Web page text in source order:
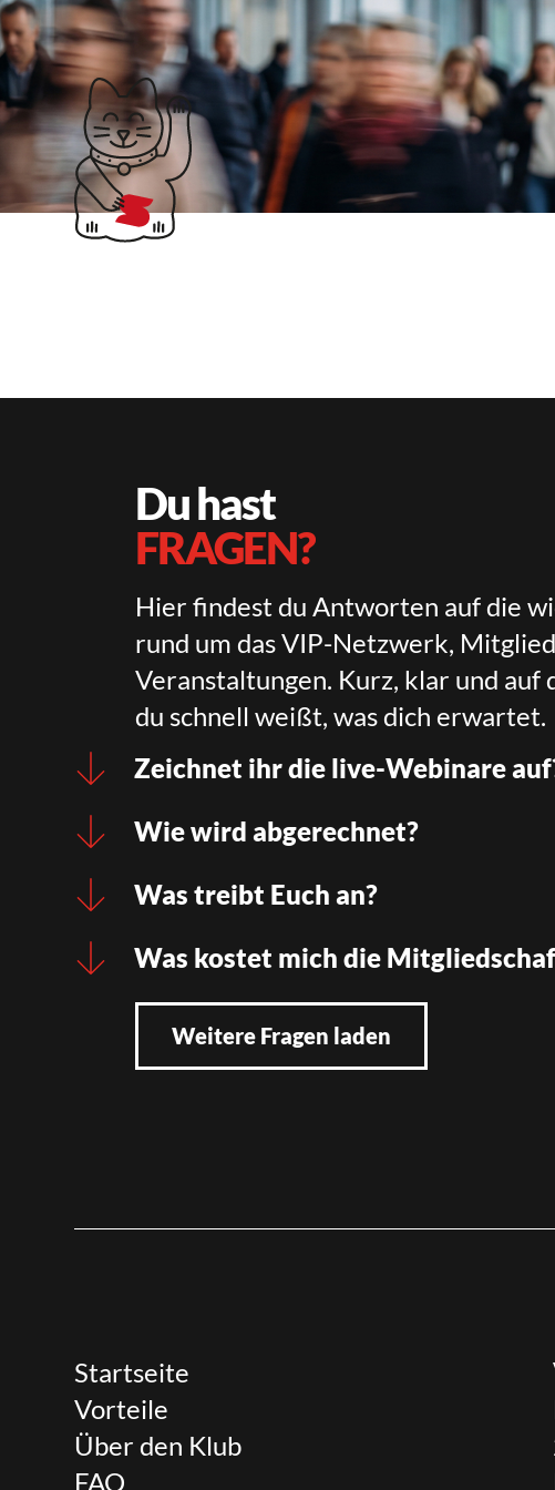
Suchergebnisse für:
Du hast
FRAGEN?
Hier findest du Antworten auf die
rund um das VIP-Netzwerk,
Veranstaltungen. Kurz, klar und auf
du schnell weißt, was dich erwartet.
Zeichnet ihr die live-Webinare
Wie wird abgerechnet?
Was treibt Euch an?
Was kostet mich die
Weitere Fragen laden
Startseite
Vorteile
Über den Klub
FAQ